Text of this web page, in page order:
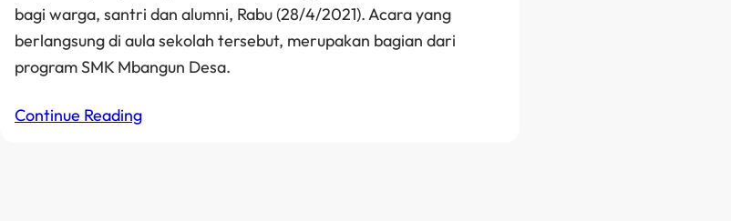
bagi warga, santri dan alumni, Rabu (28/4/2021). Acara yang
berlangsung di aula sekolah tersebut, merupakan bagian dari
program SMK Mbangun Desa.
Continue Reading